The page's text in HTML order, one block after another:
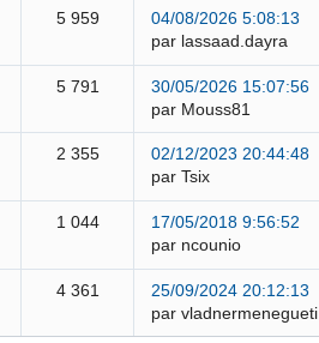
5 959
04/08/2026 5:08:13
par lassaad.dayra
5 791
30/05/2026 15:07:56
par Mouss81
2 355
02/12/2023 20:44:48
par Tsix
1 044
17/05/2018 9:56:52
par ncounio
4 361
25/09/2024 20:12:13
par vladnermenegueti